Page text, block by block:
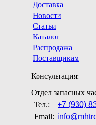
Доставка
Новости
Статьи
Каталог
Распродажа
Поставщикам
Консультация:
Отдел запасных
Тел.:
+7 (930)
Email: